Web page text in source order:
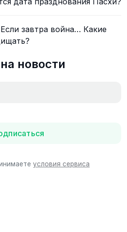
завтра война… Какие
новости
условия сервиса